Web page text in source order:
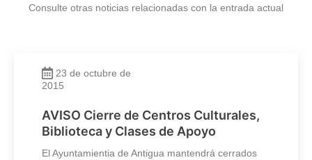
Consulte otras noticias relacionadas con la entrada actual
23 de octubre de
2015
AVISO Cierre de Centros Culturales,
Biblioteca y Clases de Apoyo
El Ayuntamientia de Antigua mantendrá cerrados